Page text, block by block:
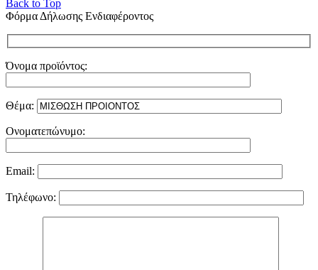
Back to Top
Φόρμα Δήλωσης Ενδιαφέροντος
Όνομα προϊόντος:
Θέμα:
Ονοματεπώνυμο:
Email:
Τηλέφωνο: